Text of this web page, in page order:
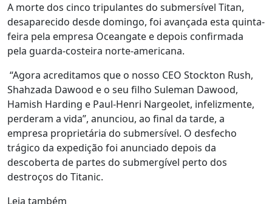
A morte dos cinco tripulantes do submersível Titan,
desaparecido desde domingo, foi avançada esta quinta-
feira pela empresa Oceangate e depois confirmada
pela guarda-costeira norte-americana.
“Agora acreditamos que o nosso CEO Stockton Rush,
Shahzada Dawood e o seu filho Suleman Dawood,
Hamish Harding e Paul-Henri Nargeolet, infelizmente,
perderam a vida”, anunciou, ao final da tarde, a
empresa proprietária do submersível. O desfecho
trágico da expedição foi anunciado depois da
descoberta de partes do submergível perto dos
destroços do Titanic.
Leia também